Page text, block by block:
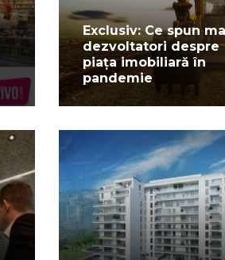
Exclusiv: Ce spun
dezvoltatori despre
piața imobiliară în
pandemie